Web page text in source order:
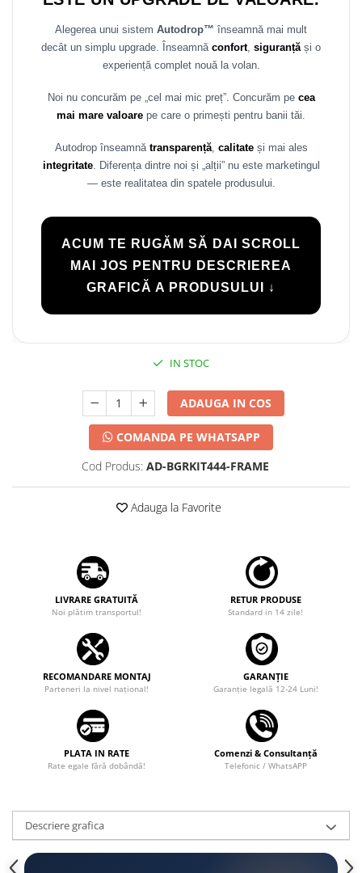
Alegerea unui sistem Autodrop™ înseamnă mai mult
decât un simplu upgrade. Înseamnă confort, siguranțăși o
experiență complet nouă la volan.
Noi nu concurăm pe „cel mai mic preț”. Concurăm pe cea
mai mare valoare pe care o primești pentru banii tăi.
Autodrop înseamnă transparență, calitateși mai ales
integritate. Diferența dintre noi și „alții” nu este marketingul
— este realitatea din spatele produsului.
ACUM TE RUGĂM SĂ DAI SCROLL
MAI JOS PENTRU DESCRIEREA
GRAFICĂ A PRODUSULUI ↓
IN STOC
ADAUGA IN COS
COMANDA PE WHATSAPP
Cod Produs: AD-BGRKIT444-FRAME
Adauga la Favorite
LIVRARE GRATUITĂ
Noi plătim transportul!
RETUR PRODUSE
Standard in 14 zile!
RECOMANDARE MONTAJ
Parteneri la nivel național!
GARANȚIE
Garanţie legală 12-24 Luni!
PLATA IN RATE
Rate egale fără dobândă!
Comenzi & Consultanță
Telefonic / WhatsAPP
Descriere grafica